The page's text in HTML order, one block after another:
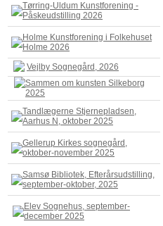
Tørring-Uldum Kunstforening -
Påskeudstilling 2026
Holme Kunstforening i Folkehuset
Holme 2026
Vejlby Sognegård, 2026
Sammen om kunsten Silkeborg
2025
Tandlægerne Stjernepladsen,
Aarhus N, oktober 2025
Gellerup Kirkes sognegård,
oktober-november 2025
Samsø Bibliotek, Efterårsudstilling,
september-oktober, 2025
Elev Sognehus, september-
december 2025